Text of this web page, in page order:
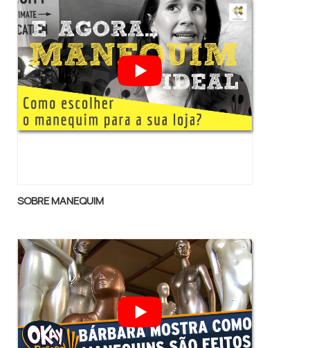
suporte para cabides é facilmente aplicado
na parede com o.
SOBRE MANEQUIM